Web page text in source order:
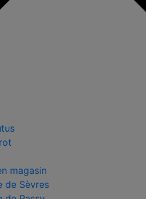
magasin
de Sèvres